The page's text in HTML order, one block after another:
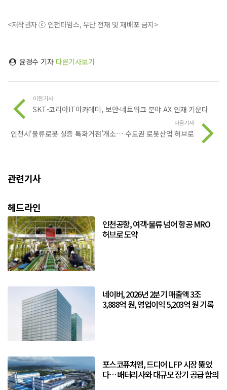
<저작권자 ⓒ 인천타임스, 무단 전재 및 재배포 금지>
윤경수 기자 다른기사보기
이전기사
SKT-코리아IT아카데미, 보안·네트워크 분야 AX 인재 키운다
다음기사
인천시‘물류로봇 실증 특화거점’개소… 수도권 로봇산업 허브로
관련기사
헤드라인
인천공항, 여객·물류 넘어 항공 MRO
허브로 도약
네이버, 2026년 2분기 매출액 3조
3,888억 원, 영업이익 5,203억 원 기록
포스코퓨처엠, 드디어 LFP 시장 뚫었
다… 배터리사와 대규모 장기 공급 합의